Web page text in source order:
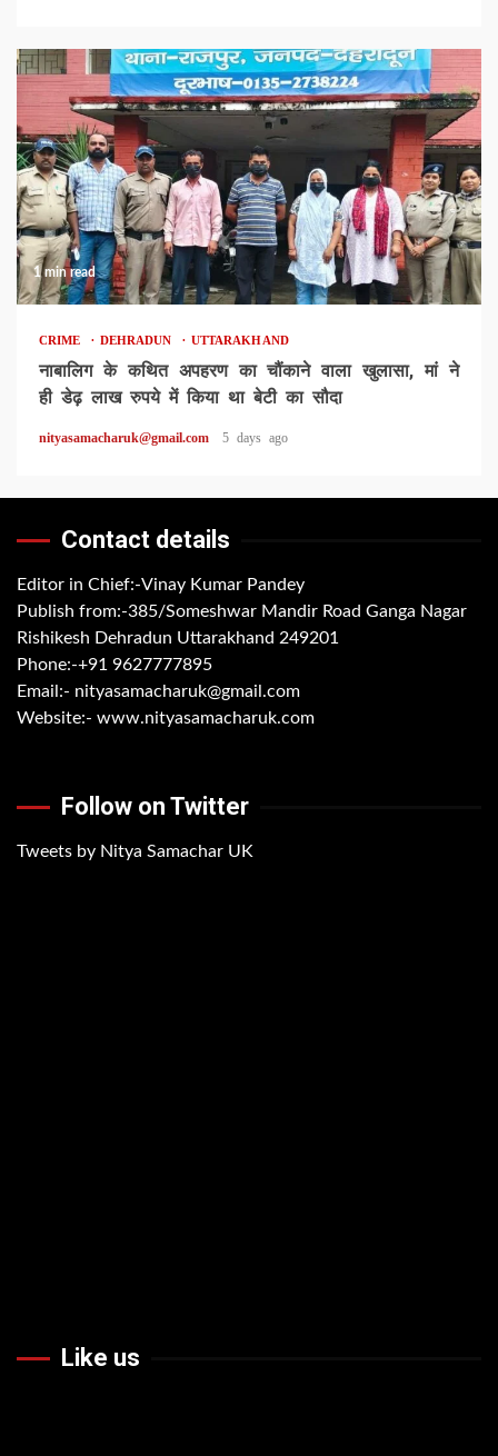
1 min read
CRIME DEHRADUN UTTARAKHAND
नाबालिग के कथित अपहरण का चौंकाने वाला खुलासा, मां ने
ही डेढ़ लाख रुपये में किया था बेटी का सौदा
nityasamacharuk@gmail.com 5 days ago
Contact details
Editor in Chief:-Vinay Kumar Pandey
Publish from:-385/Someshwar Mandir Road Ganga Nagar
Rishikesh Dehradun Uttarakhand 249201
Phone:-+91 9627777895
Email:- nityasamacharuk@gmail.com
Website:- www.nityasamacharuk.com
Follow on Twitter
Tweets by Nitya Samachar UK
Like us